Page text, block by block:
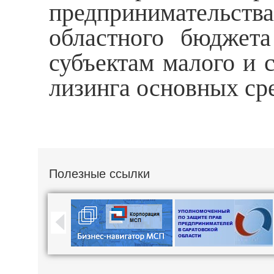
областного
субъектам малого и
лизинга основных
Полезные ссылки